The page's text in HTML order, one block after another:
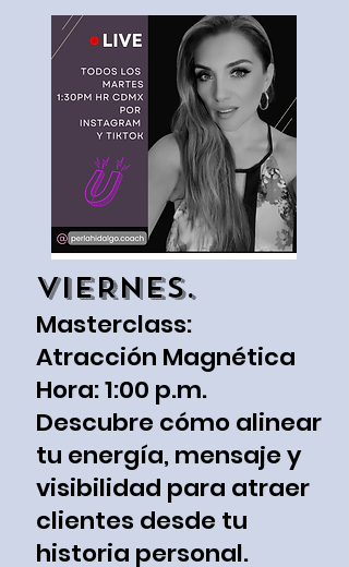
VIERNES.
Masterclass:
Atracción Magnética
Hora: 1:00 p.m.
Descubre cómo alinear
tu energía, mensaje y
visibilidad para atraer
clientes desde tu
historia personal.